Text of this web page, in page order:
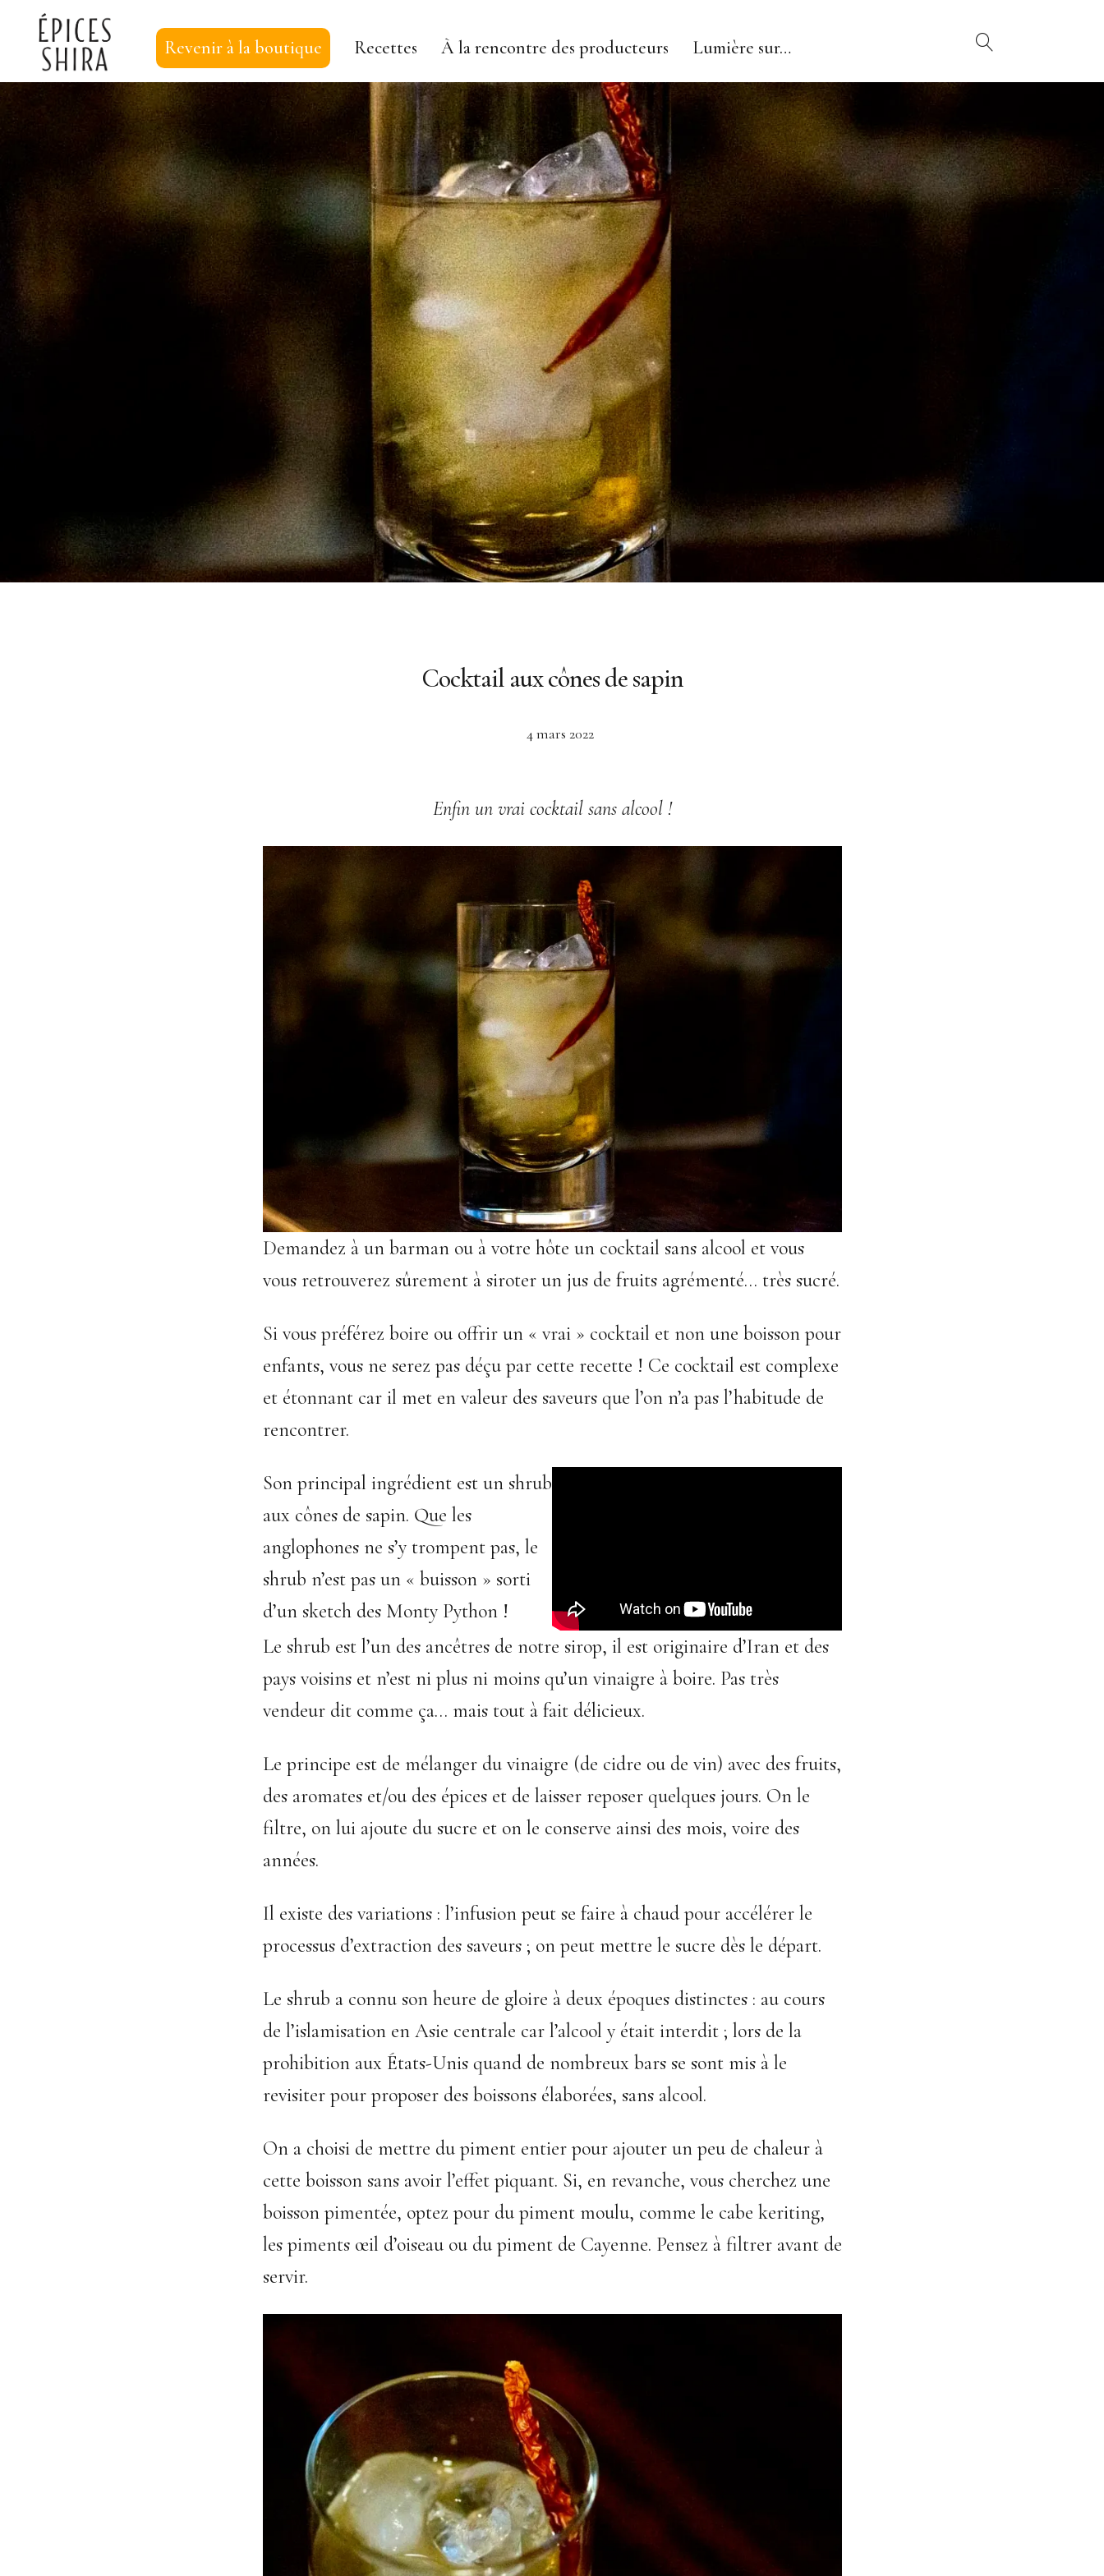
Revenir à la boutique Recettes À la rencontre des producteurs Lumière sur…
Épices Shira
Cocktail aux cônes de sapin
4 mars 2022
Enfin un vrai cocktail sans alcool !
Demandez à un barman ou à votre hôte un cocktail sans alcool et vous
vous retrouverez sûrement à siroter un jus de fruits agrémenté… très sucré.
Si vous préférez boire ou offrir un « vrai » cocktail et non une boisson pour
enfants, vous ne serez pas déçu par cette recette ! Ce cocktail est complexe
et étonnant car il met en valeur des saveurs que l’on n’a pas l’habitude de
rencontrer.
Son principal ingrédient est un shrub
aux cônes de sapin. Que les
anglophones ne s’y trompent pas, le
shrub n’est pas un « buisson » sorti
d’un sketch des Monty Python !
Le shrub est l’un des ancêtres de notre sirop, il est originaire d’Iran et des
pays voisins et n’est ni plus ni moins qu’un vinaigre à boire. Pas très
vendeur dit comme ça… mais tout à fait délicieux.
Le principe est de mélanger du vinaigre (de cidre ou de vin) avec des fruits,
des aromates et/ou des épices et de laisser reposer quelques jours. On le
filtre, on lui ajoute du sucre et on le conserve ainsi des mois, voire des
années.
Il existe des variations : l’infusion peut se faire à chaud pour accélérer le
processus d’extraction des saveurs ; on peut mettre le sucre dès le départ.
Le shrub a connu son heure de gloire à deux époques distinctes : au cours
de l’islamisation en Asie centrale car l’alcool y était interdit ; lors de la
prohibition aux États-Unis quand de nombreux bars se sont mis à le
revisiter pour proposer des boissons élaborées, sans alcool.
On a choisi de mettre du piment entier pour ajouter un peu de chaleur à
cette boisson sans avoir l’effet piquant. Si, en revanche, vous cherchez une
boisson pimentée, optez pour du piment moulu, comme le cabe keriting,
les piments œil d’oiseau ou du piment de Cayenne. Pensez à filtrer avant de
servir.